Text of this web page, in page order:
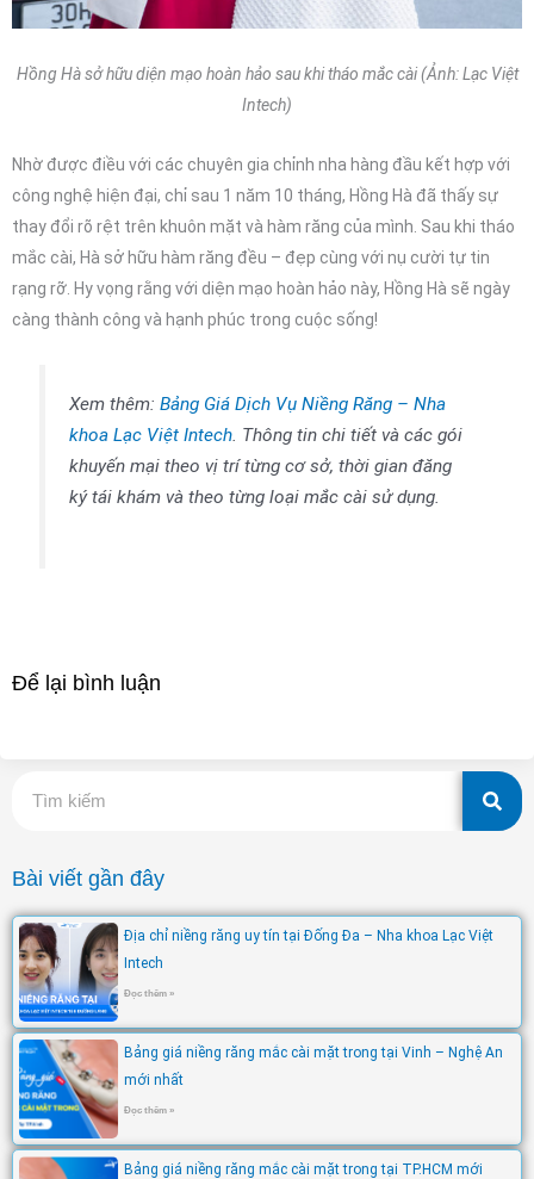
Hồng Hà sở hữu diện mạo hoàn hảo sau khi tháo mắc cài (Ảnh: Lạc Việt
Intech)
Nhờ được điều với các chuyên gia chỉnh nha hàng đầu kết hợp với
công nghệ hiện đại, chỉ sau 1 năm 10 tháng, Hồng Hà đã thấy sự
thay đổi rõ rệt trên khuôn mặt và hàm răng của mình. Sau khi tháo
mắc cài, Hà sở hữu hàm răng đều – đẹp cùng với nụ cười tự tin
rạng rỡ. Hy vọng rằng với diện mạo hoàn hảo này, Hồng Hà sẽ ngày
càng thành công và hạnh phúc trong cuộc sống!
Xem thêm:Bảng Giá Dịch Vụ Niềng Răng – Nha
khoa Lạc Việt Intech . Thông tin chi tiết và các gói
khuyến mại theo vị trí từng cơ sở, thời gian đăng
ký tái khám và theo từng loại mắc cài sử dụng.
Để lại bình luận
kiếm
Bài viết gần đây
Địa chỉ niềng răng uy tín tại Đống Đa – Nha khoa Lạc Việt
Intech
Đọc thêm »
Bảng giá niềng răng mắc cài mặt trong tại Vinh – Nghệ An
mới nhất
Đọc thêm »
Bảng giá niềng răng mắc cài mặt trong tại TP.HCM mới